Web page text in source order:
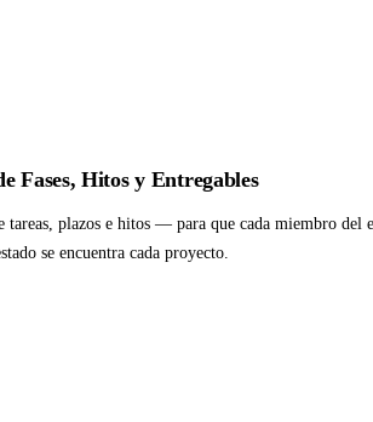
Fases, Hitos y Entregables
tareas, plazos e hitos — para que cada miembro del
se encuentra cada proyecto.